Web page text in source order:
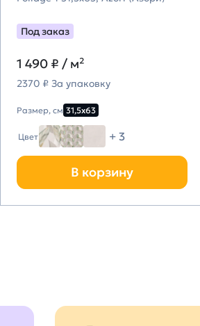
Под заказ
1 490 ₽ / м²
2370 ₽ За упаковку
Размер, см 31,5х63
Цвет + 3
В корзину